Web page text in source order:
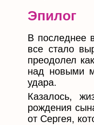
Эпилог
В последнее
все стало
преодолел
над новыми
удара.
Казалось,
рождения
от Сергея,